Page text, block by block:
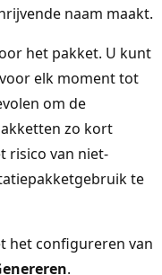
naam maakt.
het pakket. U kunt
elk moment tot
om de
zo kort
risico van niet-
te
het configureren van
.